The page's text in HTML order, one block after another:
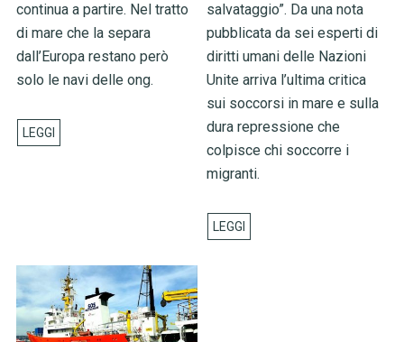
continua a partire. Nel tratto
di mare che la separa
dall’Europa restano però
solo le navi delle ong.
salvataggio”. Da una nota
pubblicata da sei esperti di
diritti umani delle Nazioni
Unite arriva l’ultima critica
sui soccorsi in mare e sulla
dura repressione che
colpisce chi soccorre i
migranti.